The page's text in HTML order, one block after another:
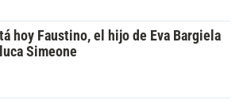
hoy Faustino, el hijo de Eva Bargiela
Simeone